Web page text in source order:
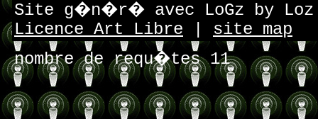
Site g�n�r� avec LoGz by
Licence Art Libre
site map
nombre de requ�tes 11